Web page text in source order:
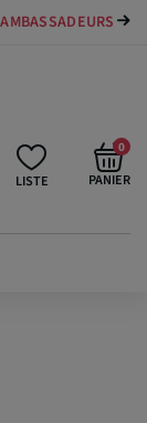
84 FOIS
LISTE PANIER
0